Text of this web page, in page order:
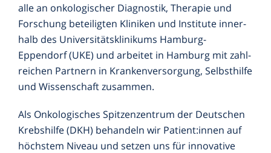
alle an onkologischer Diagnostik, Therapie und
Forschung beteiligten Kliniken und Institute inner­
halb des Universitäts­klinikums Hamburg-
Eppendorf (UKE) und arbeitet in Hamburg mit zahl­
reichen Partnern in Kranken­versorgung, Selbsthilfe
und Wissenschaft zusammen.
Als Onkologisches Spitzenzentrum der Deutschen
Krebshilfe (DKH) behandeln wir Patient:innen auf
höchstem Niveau und setzen uns für innovative